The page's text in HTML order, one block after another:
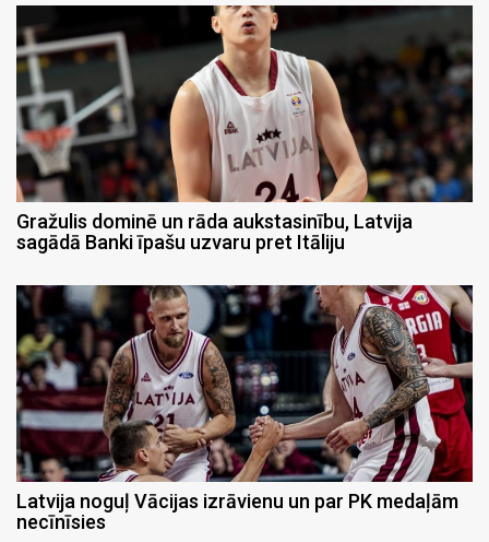
Gražulis dominē un rāda aukstasinību, Latvija
sagādā Banki īpašu uzvaru pret Itāliju
Latvija noguļ Vācijas izrāvienu un par PK medaļām
necīnīsies